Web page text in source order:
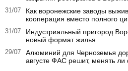
31/07
Как воронежские заводы
кооперация вместо полного
31/07
Индустриальный пригород
новый формат жилья
29/07
Алюминий для Черноземья
августе ФАС решит, менять